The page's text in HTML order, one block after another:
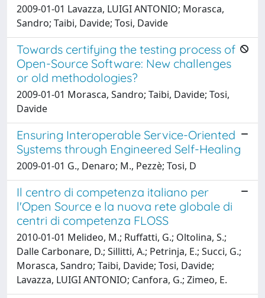
2009-01-01 Lavazza, LUIGI ANTONIO; Morasca,
Sandro; Taibi, Davide; Tosi, Davide
Towards certifying the testing process of
Open-Source Software: New challenges
or old methodologies?
2009-01-01 Morasca, Sandro; Taibi, Davide; Tosi,
Davide
Ensuring Interoperable Service-Oriented
Systems through Engineered Self-Healing
2009-01-01 G., Denaro; M., Pezzè; Tosi, D
Il centro di competenza italiano per
l'Open Source e la nuova rete globale di
centri di competenza FLOSS
2010-01-01 Melideo, M.; Ruffatti, G.; Oltolina, S.;
Dalle Carbonare, D.; Sillitti, A.; Petrinja, E.; Succi, G.;
Morasca, Sandro; Taibi, Davide; Tosi, Davide;
Lavazza, LUIGI ANTONIO; Canfora, G.; Zimeo, E.